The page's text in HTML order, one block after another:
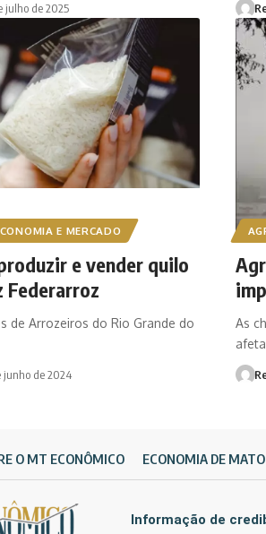
julho de 2025
E MERCADO
e vender quilo
Federarroz
de Arrozeiros do Rio Grande do
junho de 2024
As
O MT ECONÔMICO ECONOMIA DE
Informação de